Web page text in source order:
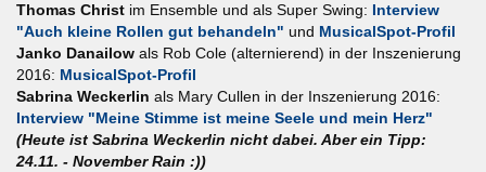
Thomas Christ im Ensemble und als Super Swing: Interview
"Auch kleine Rollen gut behandeln" und MusicalSpot-Profil
Janko Danailow als Rob Cole (alternierend) in der Inszenierung
2016: MusicalSpot-Profil
Sabrina Weckerlin als Mary Cullen in der Inszenierung 2016:
Interview "Meine Stimme ist meine Seele und mein Herz"
(Heute ist Sabrina Weckerlin nicht dabei. Aber ein Tipp:
24.11. - November Rain :))